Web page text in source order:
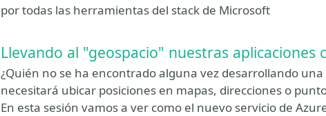
por todas las herramientas del stack de Microsoft
Llevando al "geospacio" nuestras aplicaciones
¿Quién no se ha encontrado alguna vez desarrollando
necesitará ubicar posiciones en mapas, direcciones o
En esta sesión vamos a ver como el nuevo servicio de